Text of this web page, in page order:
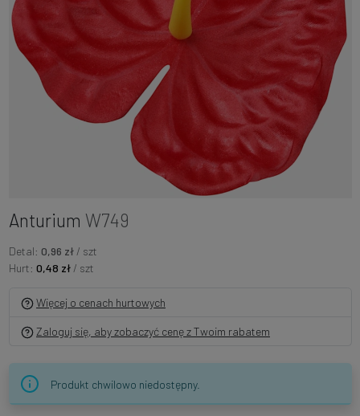
Anturium W749
Detal: 0,96 zł / szt
Hurt: 0,48 zł / szt
Więcej o cenach hurtowych
Zaloguj się, aby zobaczyć cenę z Twoim rabatem
Produkt chwilowo niedostępny.